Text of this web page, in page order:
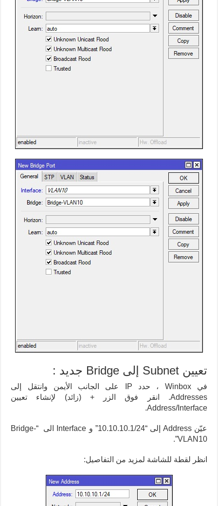
تعيين Subnet إلى Bridge جديد :
في Winbox ، حدد IP على الجانب الأيمن وانتقل إلى
Addresses. انقر فوق الزر + (زائد) لإنشاء تعيين
Address/Interface.
عيّن Address إلى “10.10.10.1/24” و Interface الى “Bridge-
VLAN10”.
انظر لقطة للشاشة لمزيد من التفاصيل: